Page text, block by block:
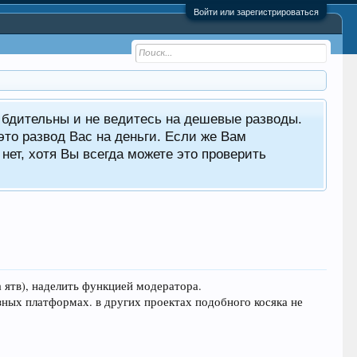
Войти или зарегистрироваться
и не ведитесь на дешевые разводы.
развод Вас на деньги. Если же Вам
хотя Вы всегда можете это проверить
наделить функцией модератора.
платформах. в других проектах подобного косяка не